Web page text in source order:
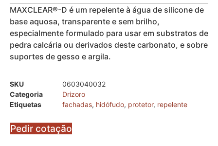
MAXCLEAR®-D é um repelente à água de silicone de
base aquosa, transparente e sem brilho,
especialmente formulado para usar em substratos de
pedra calcária ou derivados deste carbonato, e sobre
suportes de gesso e argila.
SKU
0603040032
Categoria
Drizoro
Etiquetas
fachadas, hidófudo, protetor, repelente
Pedir cotação